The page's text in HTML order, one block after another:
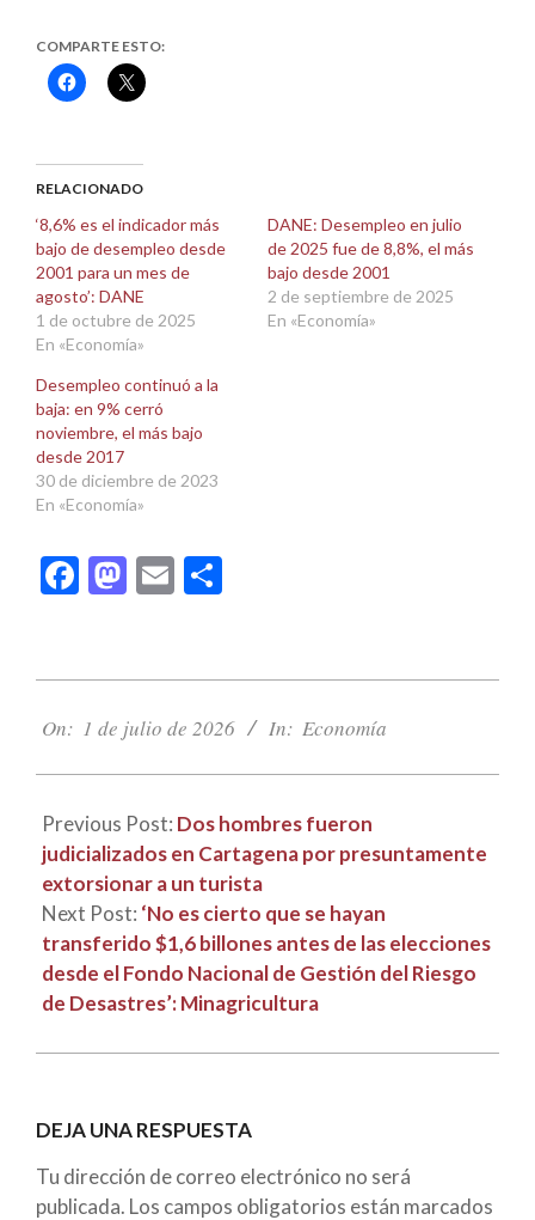
COMPARTE ESTO:
Haz
clic
(Se
abre
una
ventana
nueva)
Haz
clic
(Se
abre
una
ventana
nueva)
RELACIONADO
‘8,6% es el indicador más
bajo de desempleo desde
2001 para un mes de
agosto’: DANE
1 de octubre de 2025
En «Economía»
DANE: Desempleo en julio
de 2025 fue de 8,8%, el más
bajo desde 2001
2 de septiembre de 2025
En «Economía»
Desempleo continuó a la
baja: en 9% cerró
noviembre, el más bajo
desde 2017
30 de diciembre de 2023
En «Economía»
Facebook
Mastodon
Email
07-
On: 1 de julio de 2026 In: Economía
Previous Post: Dos hombres fueron
judicializados en Cartagena por presuntamente
extorsionar a un turista
Next Post: ‘No es cierto que se hayan
transferido $1,6 billones antes de las elecciones
desde el Fondo Nacional de Gestión del Riesgo
de Desastres’: Minagricultura
DEJA UNA RESPUESTA
Tu dirección de correo electrónico no será
publicada. Los campos obligatorios están marcados